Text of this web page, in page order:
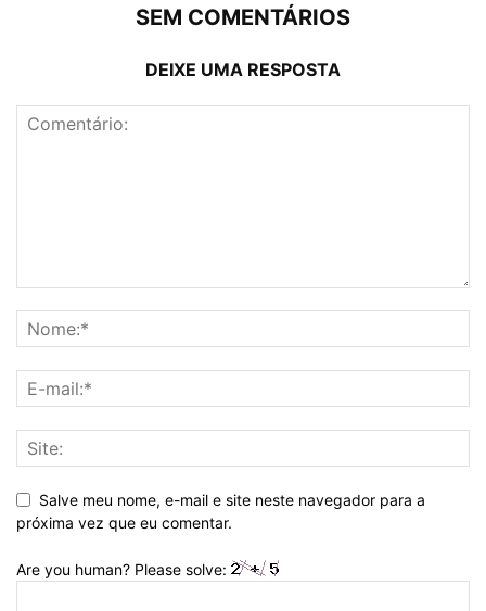
SEM COMENTÁRIOS
DEIXE UMA RESPOSTA
Salve meu nome, e-mail e site neste navegador para a
próxima vez que eu comentar.
Are you human? Please solve: